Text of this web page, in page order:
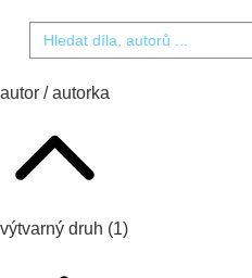
autor / autorka
výtvarný druh (1)